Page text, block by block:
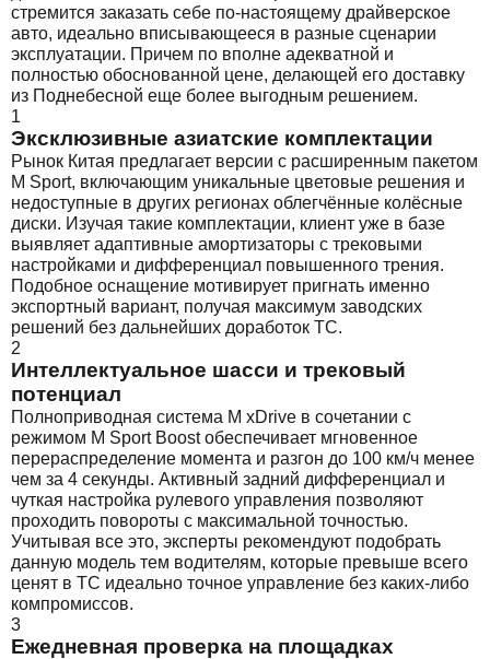
стремится заказать себе по-настоящему драйверское
авто, идеально вписывающееся в разные сценарии
эксплуатации. Причем по вполне адекватной и
полностью обоснованной цене, делающей его доставку
из Поднебесной еще более выгодным решением.
1
Эксклюзивные азиатские комплектации
Рынок Китая предлагает версии с расширенным пакетом
M Sport, включающим уникальные цветовые решения и
недоступные в других регионах облегчённые колёсные
диски. Изучая такие комплектации, клиент уже в базе
выявляет адаптивные амортизаторы с трековыми
настройками и дифференциал повышенного трения.
Подобное оснащение мотивирует пригнать именно
экспортный вариант, получая максимум заводских
решений без дальнейших доработок ТС.
2
Интеллектуальное шасси и трековый
потенциал
Полноприводная система M xDrive в сочетании с
режимом M Sport Boost обеспечивает мгновенное
перераспределение момента и разгон до 100 км/ч менее
чем за 4 секунды. Активный задний дифференциал и
чуткая настройка рулевого управления позволяют
проходить повороты с максимальной точностью.
Учитывая все это, эксперты рекомендуют подобрать
данную модель тем водителям, которые превыше всего
ценят в ТС идеально точное управление без каких-либо
компромиссов.
3
Ежедневная проверка на площадках